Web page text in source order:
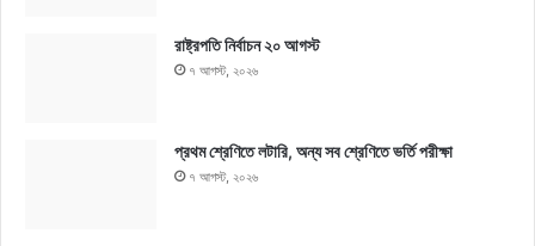
রাষ্ট্রপতি নির্বাচন ২০ আগস্ট
৭ আগস্ট, ২০২৬
প্রথম শ্রেণিতে লটারি, অন্য সব শ্রেণিতে ভর্তি পরীক্ষা
৭ আগস্ট, ২০২৬